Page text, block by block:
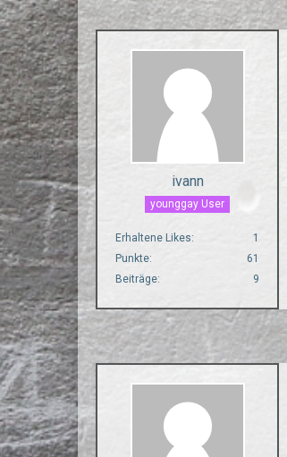
ivann
younggay User
Erhaltene Likes
1
Punkte
61
Beiträge
9